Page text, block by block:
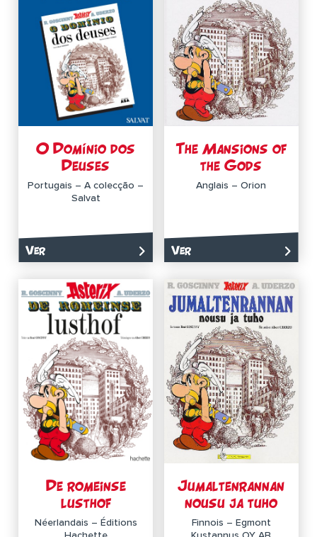
O Domínio dos
Deuses
Portugais – A colecção –
Salvat
Ver
The Mansions of
the Gods
Anglais – Orion
Ver
De romeinse
lusthof
Néerlandais – Éditions
Jumaltenrannan
nousu ja tuho
Finnois – Egmont